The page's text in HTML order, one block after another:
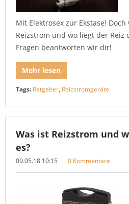
Mit Elektrosex zur Ekstase!
Reizstrom und wo liegt der Reiz
Fragen beantworten wir dir!
Mehr lesen
Tags: Ratgeber, Reizstromgeräte
Was ist Reizstrom und
es?
09.05.18 10:15 0 Kommentare